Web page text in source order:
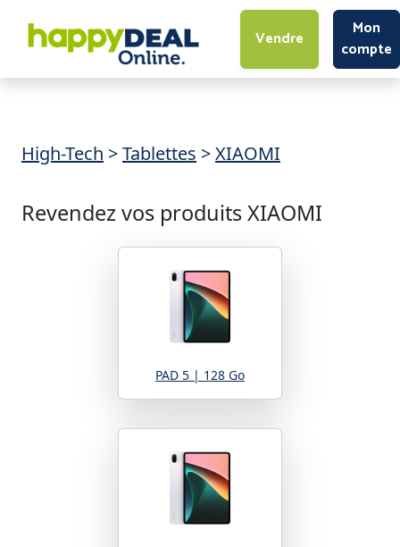
Vendre
Mon
compte
High-Tech >Tablettes >XIAOMI
Revendez vos produits XIAOMI
PAD 5 | 128 Go